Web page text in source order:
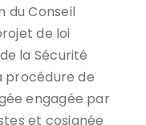
du Conseil
de loi
la Sécurité
procédure de
engagée par
et cosignée